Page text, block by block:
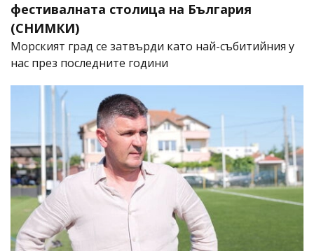
фестивалната столица на България
(СНИМКИ)
Морският град се затвърди като най-събитийния у
нас през последните години